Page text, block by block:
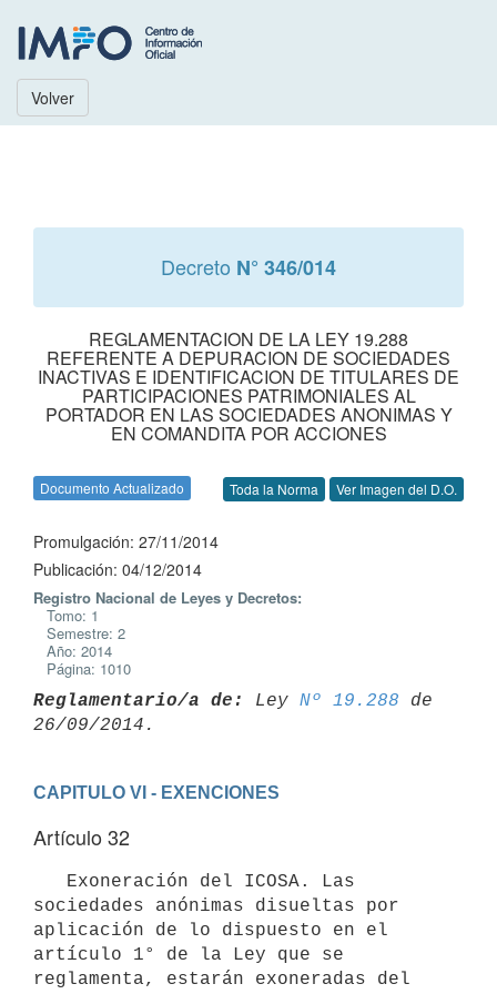
Volver
Decreto N° 346/014
REGLAMENTACION DE LA LEY 19.288
REFERENTE A DEPURACION DE SOCIEDADES
INACTIVAS E IDENTIFICACION DE TITULARES DE
PARTICIPACIONES PATRIMONIALES AL
PORTADOR EN LAS SOCIEDADES ANONIMAS Y
EN COMANDITA POR ACCIONES
Documento Actualizado Toda la Norma Ver Imagen del D.O.
Promulgación: 27/11/2014
Publicación: 04/12/2014
Registro Nacional de Leyes y Decretos:
Tomo: 1
Semestre: 2
Año: 2014
Página: 1010
Reglamentario/a de: Ley Nº 19.288 de
CAPITULO VI - EXENCIONES
Artículo 32
sociedades anónimas disueltas por
aplicación de lo dispuesto en el
artículo 1° de la Ley que se
reglamenta, estarán exoneradas del